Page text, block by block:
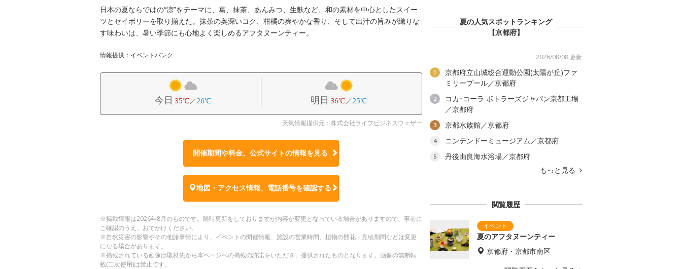
日本の夏ならではの“涼”をテーマに、葛、抹茶、あんみつ、生麩など、和の素材を中心としたスイー
ツとセイボリーを取り揃えた。抹茶の奥深いコク、柑橘の爽やかな香り、そして出汁の旨みが織りな
す味わいは、暑い季節にも心地よく楽しめるアフタヌーンティー。
情報提供：イベントバンク
今日 35℃／26℃ 明日 36℃／25℃
天気情報提供元：株式会社ライフビジネスウェザー
開催期間や料金、公式サイトの情報を見る
地図・アクセス情報、電話番号を確認する
※掲載情報は2026年8月のものです。随時更新をしておりますが内容が変更となっている場合がありますので、事前に
ご確認のうえ、おでかけください。
※自然災害の影響やその他諸事情により、イベントの開催情報、施設の営業時間、植物の開花・見頃期間などは変更
になる場合があります。
※掲載されている画像は取材先から本ページへの掲載の許諾をいただき、提供されたものとなります。画像の無断転
載(二次使用)は禁止です。
夏の人気スポットランキング
【京都府】
2026/08/08 更新
1
京都府立山城総合運動公園(太陽が丘)ファ
ミリープール／京都府
2
コカ･コーラ ボトラーズジャパン京都工場
／京都府
3 京都水族館／京都府
4 ニンテンドーミュージアム／京都府
5
丹後由良海水浴場／京都府
もっと見る
閲覧履歴
夏のアフタヌーンティー
京都府・京都市南区